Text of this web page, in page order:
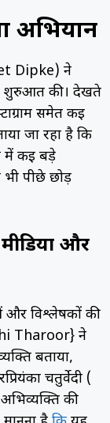
अभियान
Dipke) ने
शुरुआत की। देखते
समेत कई
जा रहा है कि
में कई बड़े
भी पीछे छोड़
और
और विश्लेषकों की
Tharoor} ने
बताया,
चतुर्वेदी (
की